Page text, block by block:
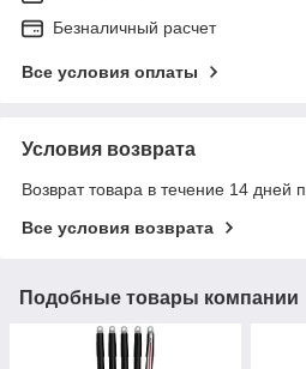
Безналичный расчет
Все условия оплаты
Условия возврата
Возврат товара в течение 14 дней
Все условия возврата
Подобные товары компании